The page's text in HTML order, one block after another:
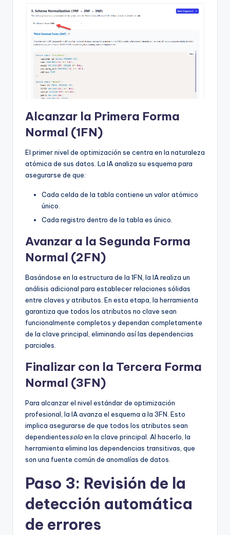
Alcanzar la Primera Forma
Normal (1FN)
El primer nivel de optimización se centra en la naturaleza
atómica de sus datos. La IA analiza su esquema para
asegurarse de que:
Cada celda de la tabla contiene un valor atómico
único.
Cada registro dentro de la tabla es único.
Avanzar a la Segunda Forma
Normal (2FN)
Basándose en la estructura de la 1FN, la IA realiza un
análisis adicional para establecer relaciones sólidas
entre claves y atributos. En esta etapa, la herramienta
garantiza que todos los atributos no clave sean
funcionalmente completos y dependan completamente
de la clave principal, eliminando así las dependencias
parciales.
Finalizar con la Tercera Forma
Normal (3FN)
Para alcanzar el nivel estándar de optimización
profesional, la IA avanza el esquema a la 3FN. Esto
implica asegurarse de que todos los atributos sean
dependientessoloen la clave principal. Al hacerlo, la
herramienta elimina las dependencias transitivas, que
son una fuente común de anomalías de datos.
Paso 3: Revisión de la
detección automática
de errores